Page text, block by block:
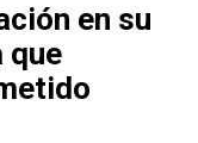
en su
que